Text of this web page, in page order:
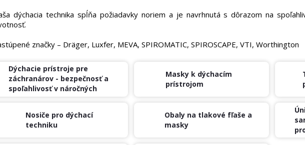
dýchacia technika spĺňa požiadavky noriem a je navrhnutá s dôrazom na
značky – Dräger, Luxfer, MEVA, SPIROMATIC, SPIROSCAPE, VTI, Worthington
Dýchacie prístroje pre
záchranárov - bezpečnosť a
spoľahlivosť v náročných
Masky k dýchacím
prístrojom
Nosiče pro dýchací
techniku
Obaly na tlakové fľaše a
masky